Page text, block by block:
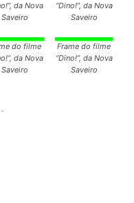
da Nova
Saveiro
“Dino!”, da Nova
Saveiro
do filme
da Nova
Saveiro
Frame do filme
“Dino!”, da Nova
Saveiro